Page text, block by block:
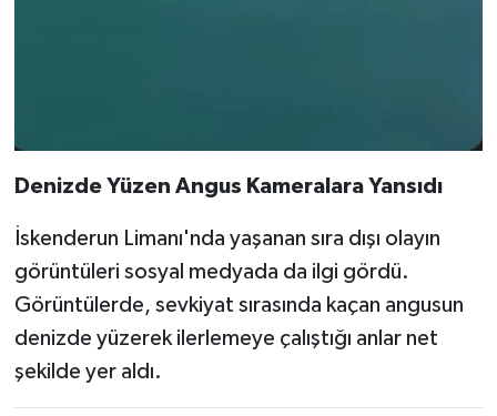
Denizde Yüzen Angus Kameralara Yansıdı
İskenderun Limanı'nda yaşanan sıra dışı olayın
görüntüleri sosyal medyada da ilgi gördü.
Görüntülerde, sevkiyat sırasında kaçan angusun
denizde yüzerek ilerlemeye çalıştığı anlar net
şekilde yer aldı.